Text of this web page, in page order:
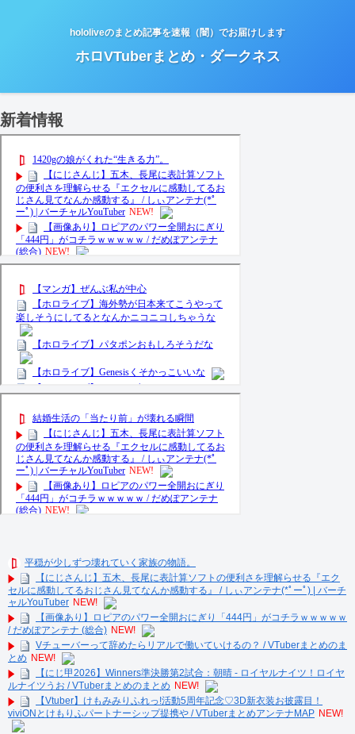
hololiveのまとめ記事を速報（闇）でお届けします
ホロVTuberまとめ・ダークネス
新着情報
平穏が少しずつ壊れていく家族の物語。
【にじさんじ】五木、長尾に表計算ソフトの便利さを理解らせる『エク
セルに感動してるおじさん見てなんか感動する』 / しぃアンテナ(*ﾟーﾟ) | バーチ
ャルYouTuber NEW!
【画像あり】ロピアのパワー全開おにぎり「444円」がコチラｗｗｗｗｗ
/ だめぽアンテナ (総合) NEW!
Vチューバーって辞めたらリアルで働いていけるの？ / VTuberまとめのま
とめ NEW!
【にじ甲2026】Winners準決勝第2試合：朝晴 - ロイヤルナイツ！ロイヤ
ルナイツうお / VTuberまとめのまとめ NEW!
【Vtuber】けもみみりふれっ!活動5周年記念♡3D新衣装お披露目！
viviONとけもりふパートナーシップ提携や / VTuberまとめアンテナMAP NEW!